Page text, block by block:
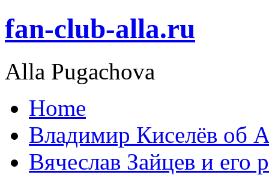
fan-club-alla.ru
Alla Pugachova
Home
Владимир Киселёв об
Вячеслав Зайцев и его